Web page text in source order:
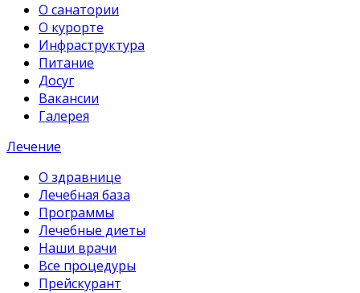
О санатории
О курорте
Инфраструктура
Питание
Досуг
Вакансии
Галерея
Лечение
О здравнице
Лечебная база
Программы
Лечебные диеты
Наши врачи
Все процедуры
Прейскурант